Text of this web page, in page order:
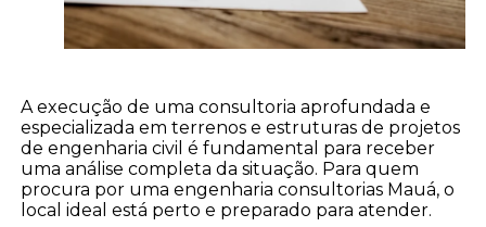
A execução de uma consultoria aprofundada e
especializada em terrenos e estruturas de projetos
de engenharia civil é fundamental para receber
uma análise completa da situação. Para quem
procura por uma engenharia consultorias Mauá, o
local ideal está perto e preparado para atender.